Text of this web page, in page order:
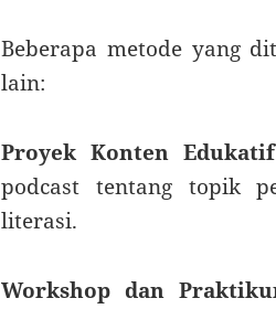
Beberapa metode yang
lain:
Proyek Konten
podcast tentang topik
literasi.
Workshop dan